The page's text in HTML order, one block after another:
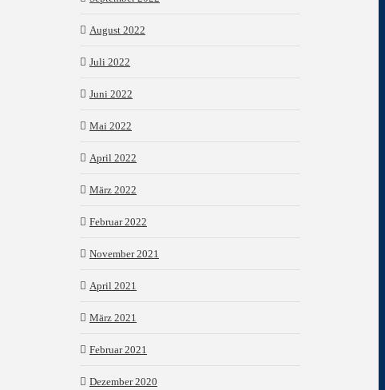
August 2022
Juli 2022
Juni 2022
Mai 2022
April 2022
März 2022
Februar 2022
November 2021
April 2021
März 2021
Februar 2021
Dezember 2020